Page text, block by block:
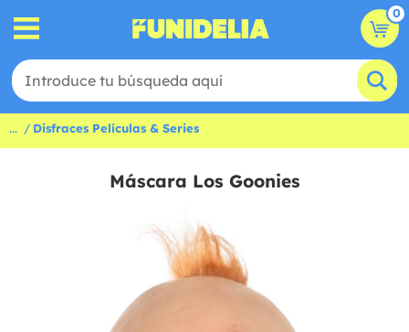
0
... Disfraces Películas & Series
Máscara Los Goonies